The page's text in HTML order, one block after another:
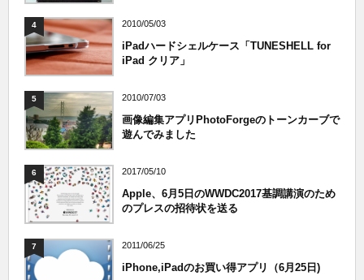
4 2010/05/03
iPadハードシェルケース「TUNESHELL for
iPad クリア」
5 2010/07/03
画像編集アプリPhotoForgeのトーンカーブで
遊んでみました
6 2017/05/10
Apple、6月5日のWWDC2017基調講演のため
のプレスの招待状を送る
7 2011/06/25
iPhone,iPadのお買い得アプリ（6月25日)